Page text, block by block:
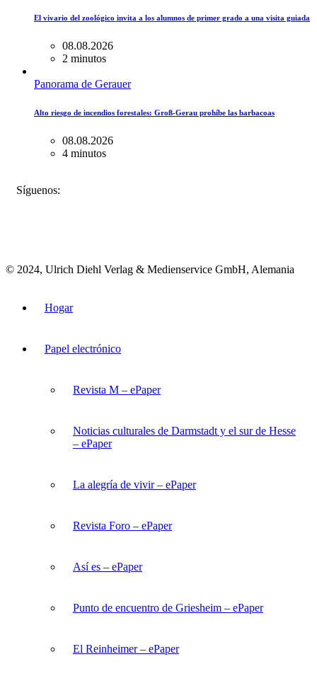
El vivario del zoológico invita a los alumnos de primer grado a una visita guiada
08.08.2026
2 minutos
Panorama de Gerauer
Alto riesgo de incendios forestales: Groß-Gerau prohíbe las barbacoas
08.08.2026
4 minutos
Síguenos:
© 2024, Ulrich Diehl Verlag & Medienservice GmbH, Alemania
Hogar
Papel electrónico
Revista M – ePaper
Noticias culturales de Darmstadt y el sur de Hesse
– ePaper
La alegría de vivir – ePaper
Revista Foro – ePaper
Así es – ePaper
Punto de encuentro de Griesheim – ePaper
El Reinheimer – ePaper